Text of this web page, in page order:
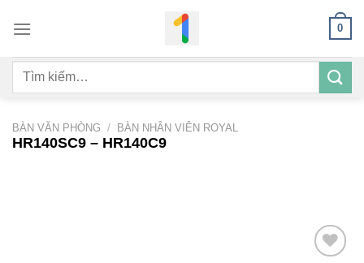
qua
dung
0
Tìm
BÀN VĂN PHÒNG / BÀN NHÂN VIÊN ROYAL
HR140SC9 – HR140C9